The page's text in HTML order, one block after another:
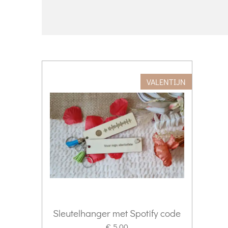
VALENTIJN
Sleutelhanger met Spotify code